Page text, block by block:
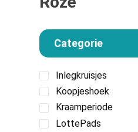
Categorie
Inlegkruisjes
Koopjeshoek
Kraamperiode
LottePads